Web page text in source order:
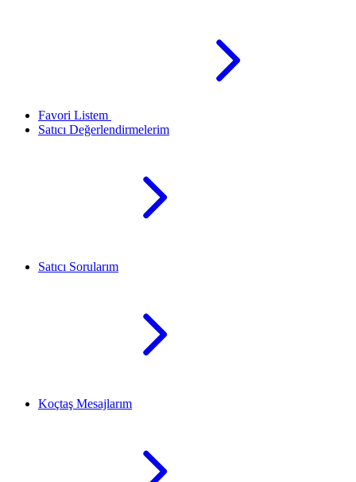
Favori Listem
Satıcı Değerlendirmelerim
Satıcı Sorularım
Koçtaş Mesajlarım